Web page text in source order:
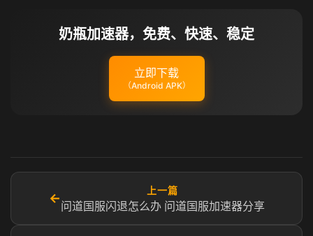
奶瓶加速器，免费、快速、稳定
立即下载
（Android APK）
←
上一篇
问道国服闪退怎么办 问道国服加速器分享